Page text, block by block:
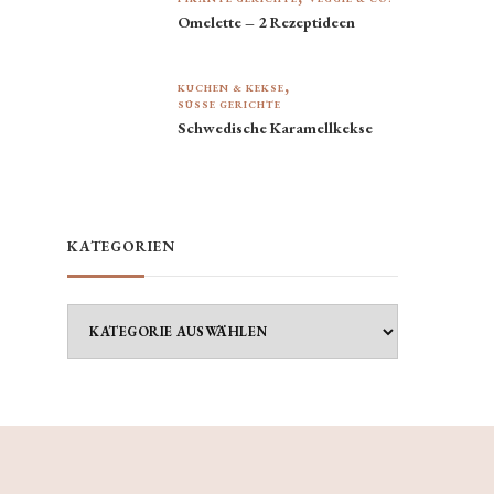
Omelette – 2 Rezeptideen
KUCHEN & KEKSE
SÜSSE GERICHTE
Schwedische Karamellkekse
KATEGORIEN